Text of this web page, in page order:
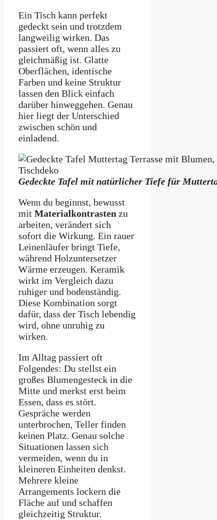
Ein Tisch kann perfekt
gedeckt sein und trotzdem
langweilig wirken. Das
passiert oft, wenn alles zu
gleichmäßig ist. Glatte
Oberflächen, identische
Farben und keine Struktur
lassen den Blick einfach
darüber hinweggehen. Genau
hier liegt der Unterschied
zwischen schön und
einladend.
Gedeckte Tafel mit natürlicher Tiefe für
Wenn du beginnst, bewusst
mit Materialkontrasten zu
arbeiten, verändert sich
sofort die Wirkung. Ein rauer
Leinenläufer bringt Tiefe,
während Holzuntersetzer
Wärme erzeugen. Keramik
wirkt im Vergleich dazu
ruhiger und bodenständig.
Diese Kombination sorgt
dafür, dass der Tisch lebendig
wird, ohne unruhig zu
wirken.
Im Alltag passiert oft
Folgendes: Du stellst ein
großes Blumengesteck in die
Mitte und merkst erst beim
Essen, dass es stört.
Gespräche werden
unterbrochen, Teller finden
keinen Platz. Genau solche
Situationen lassen sich
vermeiden, wenn du in
kleineren Einheiten denkst.
Mehrere kleine
Arrangements lockern die
Fläche auf und schaffen
gleichzeitig Struktur.